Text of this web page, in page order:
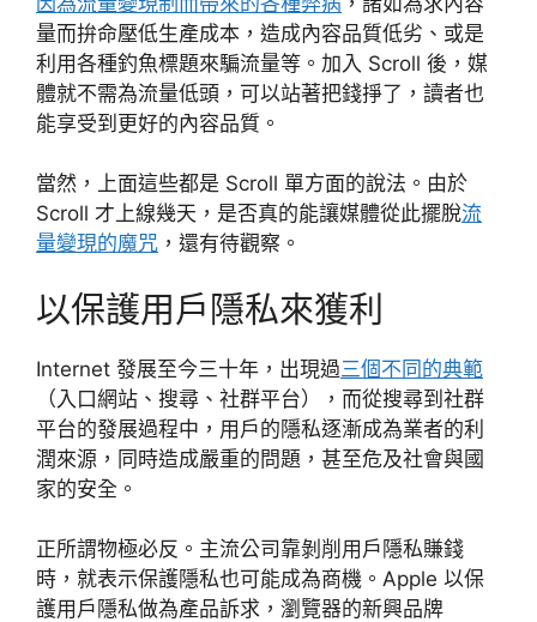
量而拚命壓低生產成本，造成內容品質低劣、或是
利用各種釣魚標題來騙流量等。加入 Scroll 後，媒
體就不需為流量低頭，可以站著把錢掙了，讀者也
能享受到更好的內容品質。
當然，上面這些都是 Scroll 單方面的說法。由於
Scroll 才上線幾天，是否真的能讓媒體從此擺脫流
量變現的魔咒 ，還有待觀察。
以保護用戶隱私來獲利
Internet 發展至今三十年，出現過三個不同的典範
（入口網站、搜尋、社群平台），而從搜尋到社群
平台的發展過程中，用戶的隱私逐漸成為業者的利
潤來源，同時造成嚴重的問題，甚至危及社會與國
家的安全。
正所謂物極必反。主流公司靠剝削用戶隱私賺錢
時，就表示保護隱私也可能成為商機。Apple 以保
護用戶隱私做為產品訴求，瀏覽器的新興品牌